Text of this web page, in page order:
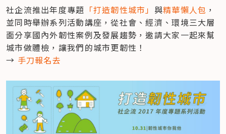
社企流推出年度專題 「打造韌性城市」 與精華懶人包 ，
並同時舉辦系列活動講座，從社會、經濟、環境三大層
面分享國內外韌性案例及發展趨勢，邀請大家一起來幫
城市做體檢，讓我們的城市更韌性！
→ 手刀報名去